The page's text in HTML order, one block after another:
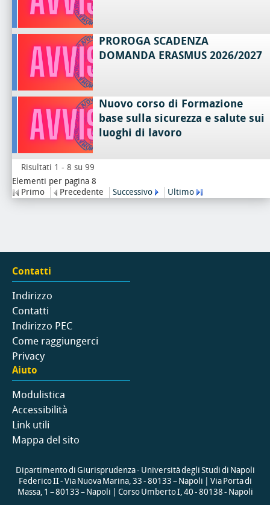
PROROGA SCADENZA
DOMANDA ERASMUS 2026/2027
Nuovo corso di Formazione
base sulla sicurezza e salute sui
luoghi di lavoro
Risultati 1 - 8 su 99
Elementi per pagina 8
Primo
Precedente Successivo Ultimo
Contatti
Indirizzo
Contatti
Indirizzo PEC
Come raggiungerci
Privacy
Aiuto
Modulistica
Accessibilità
Link utili
Mappa del sito
Dipartimento di Giurisprudenza - Università degli Studi di Napoli
Federico II - Via Nuova Marina, 33 - 80133 – Napoli | Via Porta di
Massa, 1 – 80133 – Napoli | Corso Umberto I, 40 - 80138 - Napoli